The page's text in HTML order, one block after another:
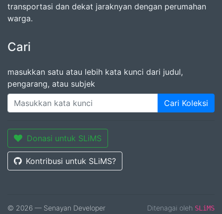
transportasi dan dekat jaraknyan dengan perumahan
warga.
Cari
masukkan satu atau lebih kata kunci dari judul,
pengarang, atau subjek
Cari Koleksi
Donasi untuk SLiMS
Kontribusi untuk SLiMS?
© 2026 — Senayan Developer
Ditenagai oleh SLiMS